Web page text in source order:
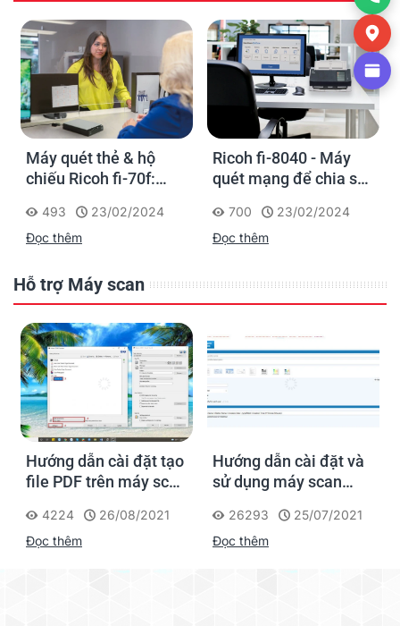
Máy quét thẻ & hộ
chiếu Ricoh fi-70f:
tưởng để sử dụng tại
quầy giao dịch
493
23/02/2024
Đọc thêm
Ricoh fi-8040 - Máy
quét mạng để chia sẻ
700
23/02/2024
Đọc thêm
Hỗ trợ Máy scan
Hướng dẫn cài đặt tạo
file PDF trên máy scan
4224
26/08/2021
Đọc thêm
Hướng dẫn cài đặt và
sử dụng máy scan
26293
25/07/2021
Đọc thêm